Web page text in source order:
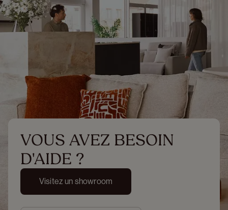
VOUS AVEZ BESOIN
D'AIDE ?
Visitez un showroom